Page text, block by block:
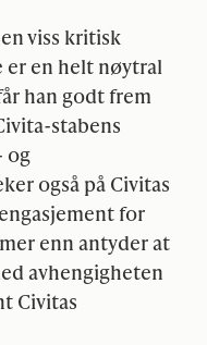
viss kritisk
er en helt nøytral
han godt frem
stabens
og
også på Civitas
for
enn antyder at
avhengigheten
Civitas